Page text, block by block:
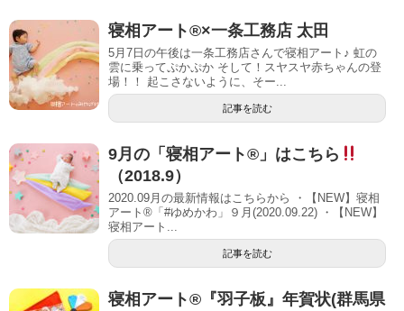
寝相アート®︎×一条工務店 太田
5月7日の午後は一条工務店さんで寝相アート♪ 虹の
雲に乗ってぷかぷか そして！スヤスヤ赤ちゃんの登
場！！ 起こさないように、そー...
記事を読む
9月の「寝相アート®」はこちら
（2018.9）
2020.09月の最新情報はこちらから ・【NEW】寝相
アート®「#ゆめかわ」９月(2020.09.22) ・【NEW】
寝相アート...
記事を読む
寝相アート®︎『羽子板』年賀状(群馬県